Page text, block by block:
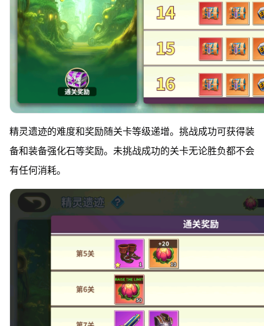
精灵遗迹的难度和奖励随关卡等级递增。挑战成功可获得装
备和装备强化石等奖励。未挑战成功的关卡无论胜负都不会
有任何消耗。